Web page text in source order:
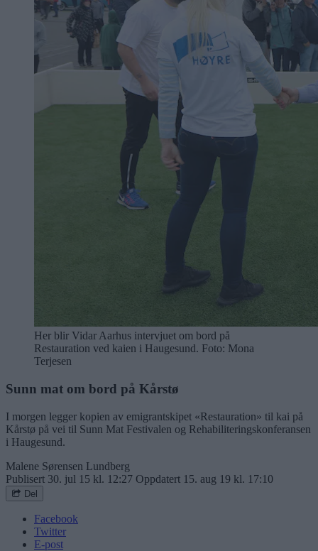
Her blir Vidar Aarhus intervjuet om bord på
Restauration ved kaien i Haugesund. Foto: Mona
Terjesen
Sunn mat om bord på Kårstø
I morgen legger kopien av emigrantskipet «Restauration» til kai på
Kårstø på vei til Sunn Mat Festivalen og Rehabiliteringskonferansen
i Haugesund.
Malene Sørensen Lundberg
Publisert 30. jul 15 kl. 12:27 Oppdatert 15. aug 19 kl. 17:10
Del
Facebook
Twitter
E-post